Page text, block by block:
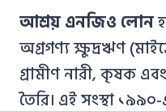
আশ্রয় এনজিও লোন
অগ্রগণ্য ক্ষুদ্রঋণ
গ্রামীণ নারী, কৃষক
তৈরি। এই সংস্থা